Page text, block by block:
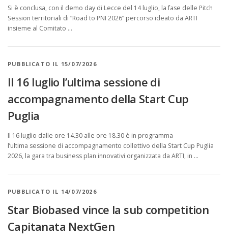
Si è conclusa, con il demo day di Lecce del 14 luglio, la fase delle Pitch
Session territoriali di “Road to PNI 2026” percorso ideato da ARTI
insieme al Comitato …
PUBBLICATO IL 15/07/2026
Il 16 luglio l’ultima sessione di
accompagnamento della Start Cup
Puglia
Il 16 luglio dalle ore 14.30 alle ore 18.30 è in programma
l’ultima sessione di accompagnamento collettivo della Start Cup Puglia
2026, la gara tra business plan innovativi organizzata da ARTI, in …
PUBBLICATO IL 14/07/2026
Star Biobased vince la sub competition
Capitanata NextGen